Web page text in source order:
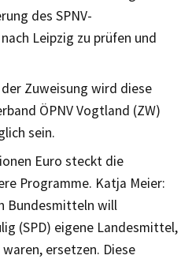
des SPNV-
Leipzig zu prüfen und
Zuweisung wird diese
ÖPNV Vogtland (ZW)
sein.
Euro steckt die
Programme. Katja Meier:
Bundesmitteln will
(SPD) eigene Landesmittel,
ersetzen. Diese